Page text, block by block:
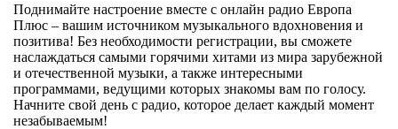
Поднимайте настроение вместе с онлайн радио Европа
Плюс – вашим источником музыкального вдохновения и
позитива! Без необходимости регистрации, вы сможете
наслаждаться самыми горячими хитами из мира зарубежной
и отечественной музыки, а также интересными
программами, ведущими которых знакомы вам по голосу.
Начните свой день с радио, которое делает каждый момент
незабываемым!